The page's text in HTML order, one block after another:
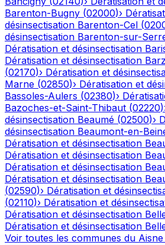
Barenton-Bugny (02000)›
désinsectisation Barenton-Cel (
désinsectisation Barenton-sur-
Dératisation et désinsectisation
Dératisation et désinsectisation
(02170)› Dératisation et
Marne (02850)› Dératisation et
Bassoles-Aulers (02380)›
Bazoches-et-Saint-Thibaut (02220)
désinsectisation Beaumé (02500)›
désinsectisation Beaumont-en-
Dératisation et désinsectisation
Dératisation et désinsectisation
Dératisation et désinsectisation
Dératisation et désinsectisation
(02590)› Dératisation et
(02110)› Dératisation et
Dératisation et désinsectisation
Dératisation et désinsectisation
Voir toutes les communes du Aisne